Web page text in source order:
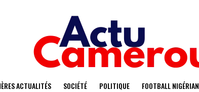
ACTUALITÉS SOCIÉTÉ POLITIQUE FOOTBALL NIGÉRIAN